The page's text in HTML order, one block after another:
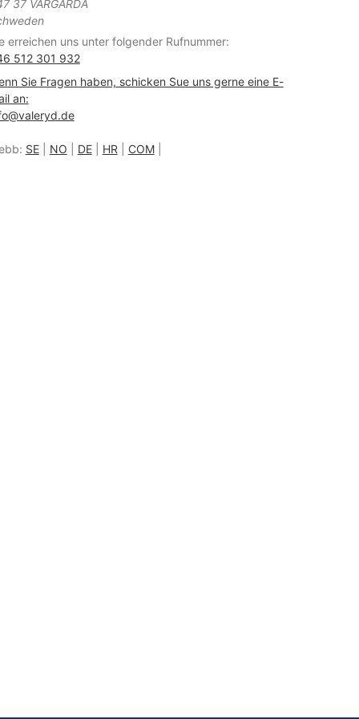
37 VÅRGÅRDA
erreichen uns unter folgender Rufnummer:
512 301 932
Sie Fragen haben, schicken Sue uns gerne eine E-
an:
SE| NO DE| HR COM|